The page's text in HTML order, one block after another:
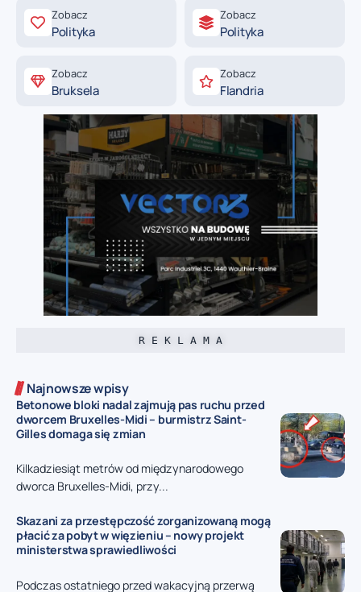
Zobacz
Polityka
Zobacz
Polityka
Zobacz
Bruksela
Zobacz
Flandria
R E K L A M A
Najnowsze wpisy
Betonowe bloki nadal zajmują pas ruchu przed
dworcem Bruxelles-Midi – burmistrz Saint-
Gilles domaga się zmian
Kilkadziesiąt metrów od międzynarodowego
dworca Bruxelles-Midi, przy...
Skazani za przestępczość zorganizowaną mogą
płacić za pobyt w więzieniu – nowy projekt
ministerstwa sprawiedliwości
Podczas ostatniego przed wakacyjną przerwą